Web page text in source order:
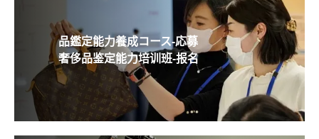
品鑑定能力養成コース-応募
奢侈品鉴定能力培训班-报名